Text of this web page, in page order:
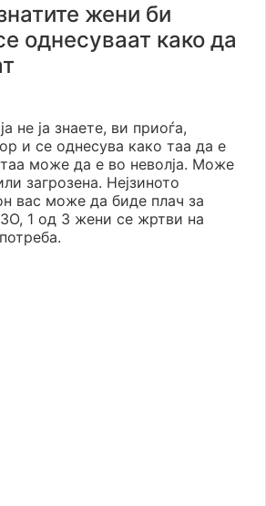
жени би
однесуваат како да
не ја знаете, ви приоѓа,
и се однесува како таа да е
таа може да е во неволја. Може
загрозена. Нејзиното
вас може да биде плач за
1 од 3 жени се жртви на